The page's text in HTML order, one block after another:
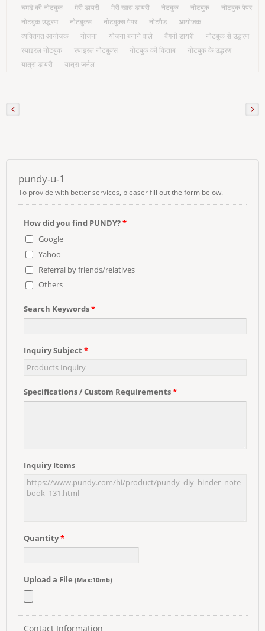
चमड़े की नोटबुक मेरी डायरी मेरी खाद्य डायरी नेटबुक नोटबुक
नोटबुक पेपर
नोटबुक उद्धरण
नोटबुक्स नोटबुक्स पेपर नोटपैड
आयोजक
व्यक्तिगत आयोजक
योजना योजना बनाने वाले बैंगनी डायरी
नोटबुक से उद्धरण
स्पाइरल नोटबुक
स्पाइरल नोटबुक्स नोटबुक की किताब
नोटबुक के उद्धरण
यात्रा डायरी
यात्रा जर्नल